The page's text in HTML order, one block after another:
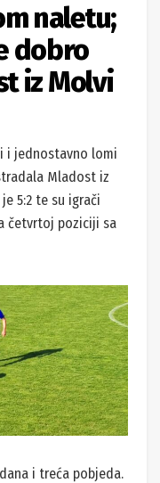
naletu;
dobro
iz Molvi
i jednostavno lomi
Mladost iz
5:2 te su igrači
četvrtoj poziciji sa
i treća pobjeda.